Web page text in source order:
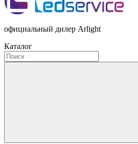
официальный дилер Arlight
Каталог